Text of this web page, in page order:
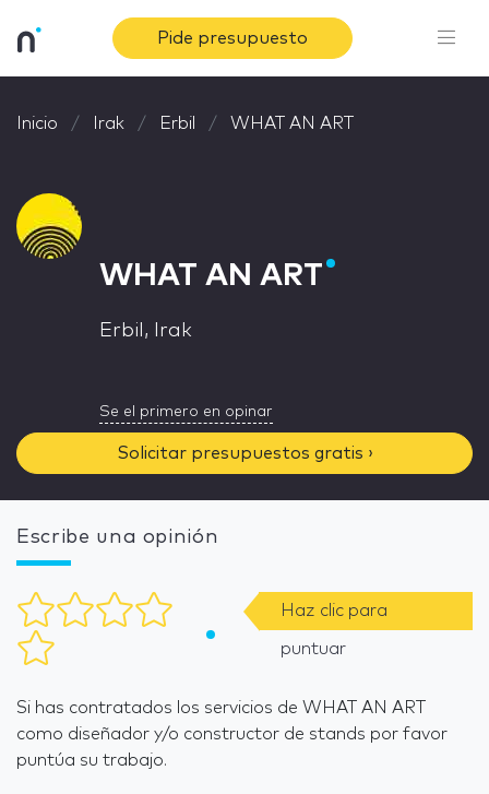
Pide presupuesto
Inicio Irak Erbil WHAT AN ART
WHAT AN ART
Erbil, Irak
Se el primero en opinar
Solicitar presupuestos gratis ›
Escribe una opinión
Haz clic para
puntuar
Si has contratados los servicios de WHAT AN ART
como diseñador y/o constructor de stands por favor
puntúa su trabajo.